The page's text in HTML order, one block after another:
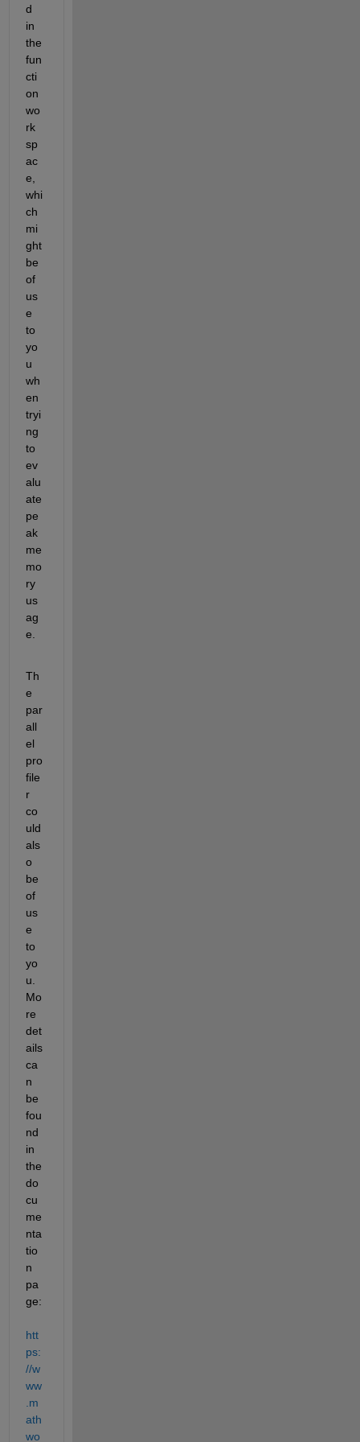
d
in
the
fun
cti
on
wo
rk
sp
ac
e,
whi
ch
mi
ght
be
of
us
e
to
yo
u
wh
en
tryi
ng
to
ev
alu
ate
pe
ak
me
mo
ry
us
ag
e.
Th
e
par
all
el
pro
file
r
co
uld
als
o
be
of
us
e
to
yo
u.
Mo
re
det
ails
ca
n
be
fou
nd
in
the
do
cu
me
nta
tio
n
pa
htt
ps:
//w
ww
.m
ath
wo